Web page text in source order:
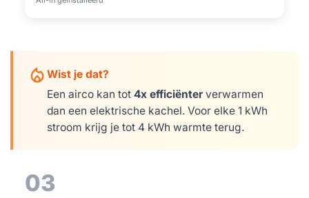
mode_heatWist je dat?
Een airco kan tot4x efficiënter verwarmen
dan een elektrische kachel. Voor elke 1 kWh
stroom krijg je tot 4 kWh warmte terug.
03